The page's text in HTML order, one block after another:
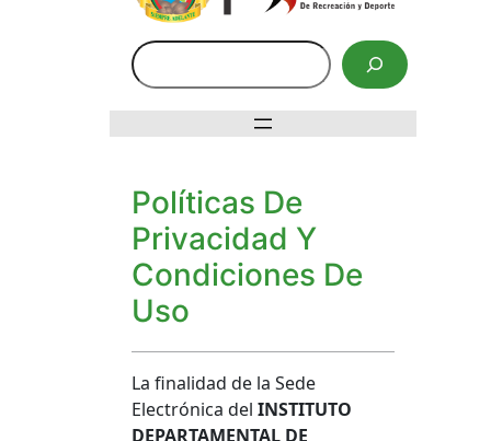
Buscar
Políticas De
Privacidad Y
Condiciones De
Uso
La finalidad de la Sede
Electrónica del INSTITUTO
DEPARTAMENTAL DE